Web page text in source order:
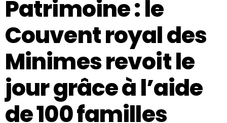
Patrimoine : le
Couvent royal des
Minimes revoit le
jour grâce à l’aide
de 100 familles